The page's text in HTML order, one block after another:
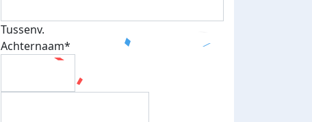
Tussenv.
Achternaam*